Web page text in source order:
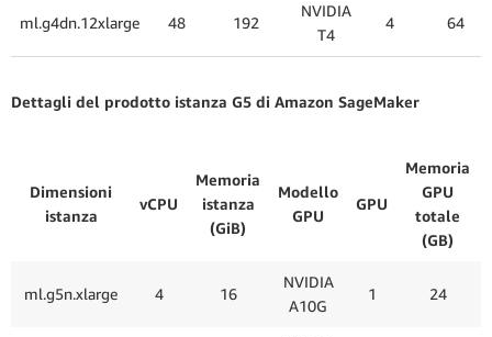
ml.g4dn.12xlarge 48 192
NVIDIA
T4
4 64
Dettagli del prodotto istanza G5 di Amazon SageMaker
Dimensioni
istanza
vCPU
Memoria
istanza
(GiB)
Modello
GPU
GPU
Memoria
GPU
totale
(GB)
ml.g5n.xlarge 4 16
NVIDIA
A10G
1 24